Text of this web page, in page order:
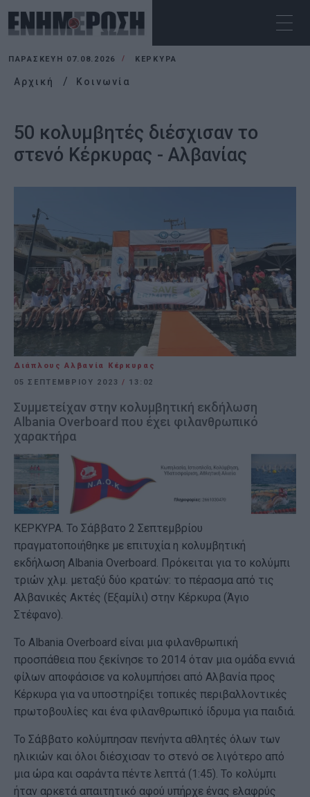
ΠΑΡΑΣΚΕΥΉ 07.08.2026 ΚΕΡΚΥΡΑ
Αρχική Κοινωνία
50 κολυμβητές διέσχισαν το
στενό Κέρκυρας - Αλβανίας
Διάπλους Αλβανία Κέρκυρας
05 ΣΕΠΤΕΜΒΡΊΟΥ 2023 / 13:02
Συμμετείχαν στην κολυμβητική εκδήλωση
Albania Overboard που έχει φιλανθρωπικό
χαρακτήρα
ΚΕΡΚΥΡΑ. Το Σάββατο 2 Σεπτεμβρίου
πραγματοποιήθηκε με επιτυχία η κολυμβητική
εκδήλωση Albania Overboard. Πρόκειται για το κολύμπι
τριών χλμ. μεταξύ δύο κρατών: το πέρασμα από τις
Αλβανικές Ακτές (Εξαμίλι) στην Κέρκυρα (Άγιο
Στέφανο).
Το Albania Overboard είναι μια φιλανθρωπική
προσπάθεια που ξεκίνησε το 2014 όταν μια ομάδα εννιά
φίλων αποφάσισε να κολυμπήσει από Αλβανία προς
Κέρκυρα για να υποστηρίξει τοπικές περιβαλλοντικές
πρωτοβουλίες και ένα φιλανθρωπικό ίδρυμα για παιδιά.
Το Σάββατο κολύμπησαν πενήντα αθλητές όλων των
ηλικιών και όλοι διέσχισαν το στενό σε λιγότερο από
μια ώρα και σαράντα πέντε λεπτά (1:45). Το κολύμπι
ήταν αρκετά απαιτητικό αφού υπήρχε ένας ελαφρύς